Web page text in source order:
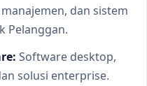
dan sistem
Pelanggan.
Software desktop,
solusi enterprise.